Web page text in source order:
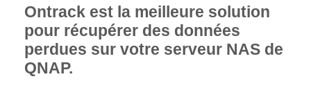
Ontrack est la meilleure solution
pour récupérer des données
perdues sur votre serveur NAS de
QNAP.